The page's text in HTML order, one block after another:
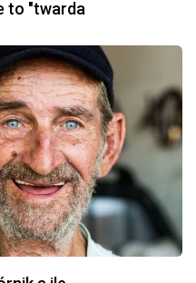
to "twarda